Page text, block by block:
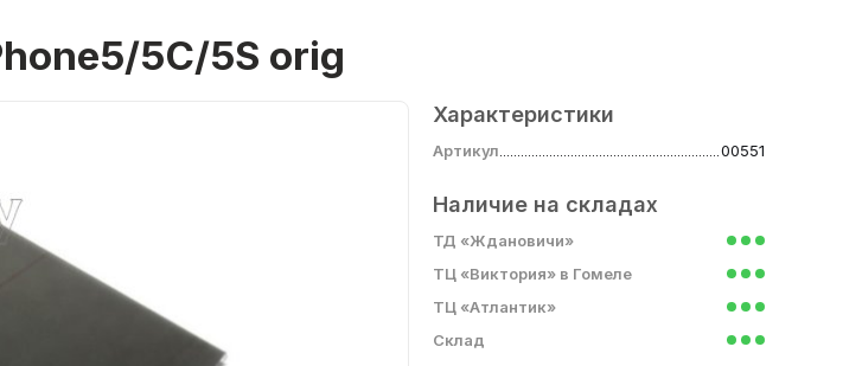
5C/5S orig
Характеристики
Артикул 00551
Наличие на складах
ТД «Ждановичи»
ТЦ «Виктория» в Гомеле
ТЦ «Атлантик»
Склад